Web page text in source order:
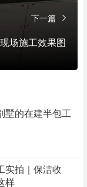
下一篇
场施工效果图
墅的在建半包工
实拍｜保洁收
样